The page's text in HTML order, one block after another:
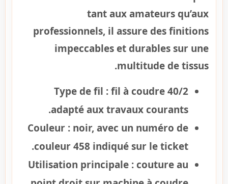
tant aux amateurs qu’aux
professionnels, il assure des finitions
impeccables et durables sur une
multitude de tissus.
Type de fil :fil à coudre 40/2
adapté aux travaux courants.
Couleur : noir, avec un numéro de
couleur 458 indiqué sur le ticket.
Utilisation principale : couture au